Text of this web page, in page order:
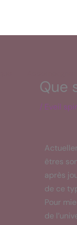
Que
/ Eveil
êtres
après
de ce
Pour
de